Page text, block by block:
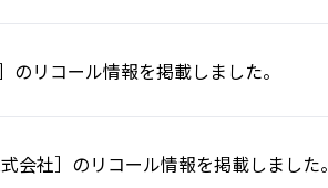
リコール情報を掲載しました。
会社］のリコール情報を掲載しました。